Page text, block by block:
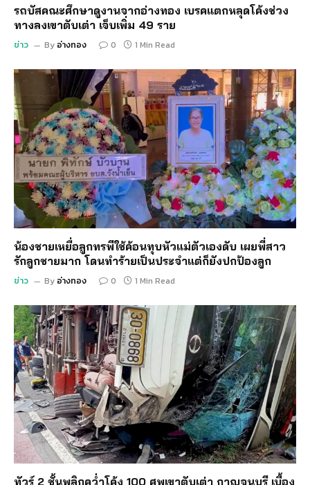
รถบัสคณะศึกษาดูงานจากอ่างทอง เบรคแตกหลุดโค้งช่วง
ทางลงเขาตับเต่า เจ็บเพิ่ม 49 ราย
ข่าว By อ่างทอง 0 1 Min Read
น้องชายเหยื่อลูกทรพีใช้ค้อนทุบหัวแม่ตัวเองดับ เผยพี่สาว
รักลูกชายมาก โดนทำร้ายเป็นประจำแต่ก็ยังปกป้องลูก
ข่าว By อ่างทอง 0 1 Min Read
ทัวร์ 2 ชั้นพลิกคว่ำโค้ง 100 ศพเขาตับเต่า กาญจนบุรี เบื้อง